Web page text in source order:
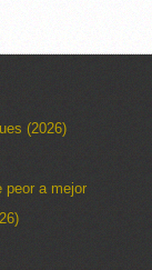
(2026)
peor a mejor